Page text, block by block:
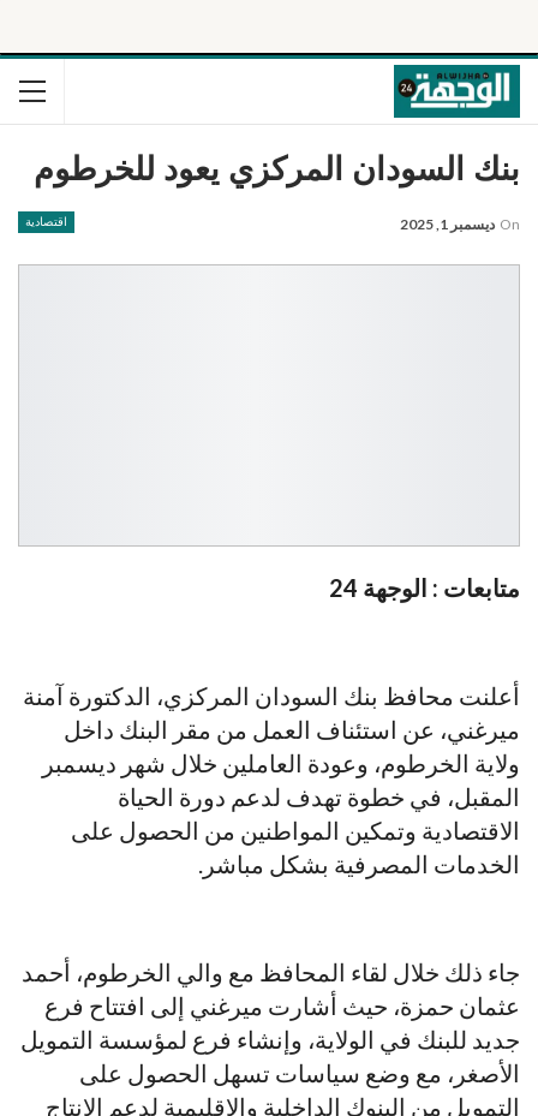
بنك السودان المركزي يعود للخرطوم
اقتصادية On ديسمبر 1, 2025
متابعات : الوجهة 24
أعلنت محافظ بنك السودان المركزي، الدكتورة آمنة
ميرغني، عن استئناف العمل من مقر البنك داخل
ولاية الخرطوم، وعودة العاملين خلال شهر ديسمبر
المقبل، في خطوة تهدف لدعم دورة الحياة
الاقتصادية وتمكين المواطنين من الحصول على
الخدمات المصرفية بشكل مباشر.
جاء ذلك خلال لقاء المحافظ مع والي الخرطوم، أحمد
عثمان حمزة، حيث أشارت ميرغني إلى افتتاح فرع
جديد للبنك في الولاية، وإنشاء فرع لمؤسسة التمويل
الأصغر، مع وضع سياسات تسهل الحصول على
التمويل من البنوك الداخلية والإقليمية لدعم الإنتاج